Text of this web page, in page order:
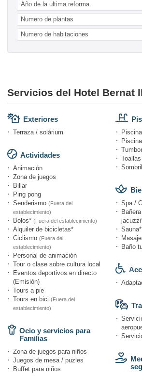
Año de la ultima reforma
Numero de plantas
Numero de habitaciones
Servicios del Hotel Bernat
Exteriores
Terraza / solárium
Actividades
Animación
Zona de juegos
Billar
Ping pong
Senderismo (Fuera del
establecimiento)
Bolos* (Fuera del establecimiento)
Alquiler de bicicletas*
Ciclismo (Fuera del
establecimiento)
Personal de animación
Tour o clase sobre cultura local
Eventos deportivos en directo
(Emisión)
Tours a pie
Tours en bici (Fuera del
establecimiento)
Ocio y servicios para
Familias
Zona de juegos para niños
Juegos de mesa / puzles
Buffet para niños
Spa /
Sauna*
Baño